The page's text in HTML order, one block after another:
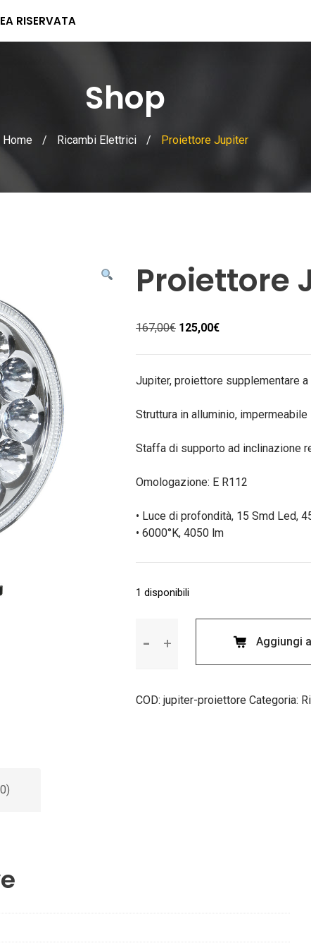
RISERVATA
Shop
Home / Ricambi Elettrici / Proiettore Jupiter
Proiettore
167,00€ Il
era:
125,00€Il
è:
Jupiter, proiettore supplementare
Struttura in alluminio, impermeabile
Staffa di supporto ad inclinazione
Omologazione: E R112
• Luce di profondità, 15 Smd Led,
• 6000°K, 4050 lm
1 disponibili
Jupiter
Aggiungi
COD: jupiter-proiettore Categoria: